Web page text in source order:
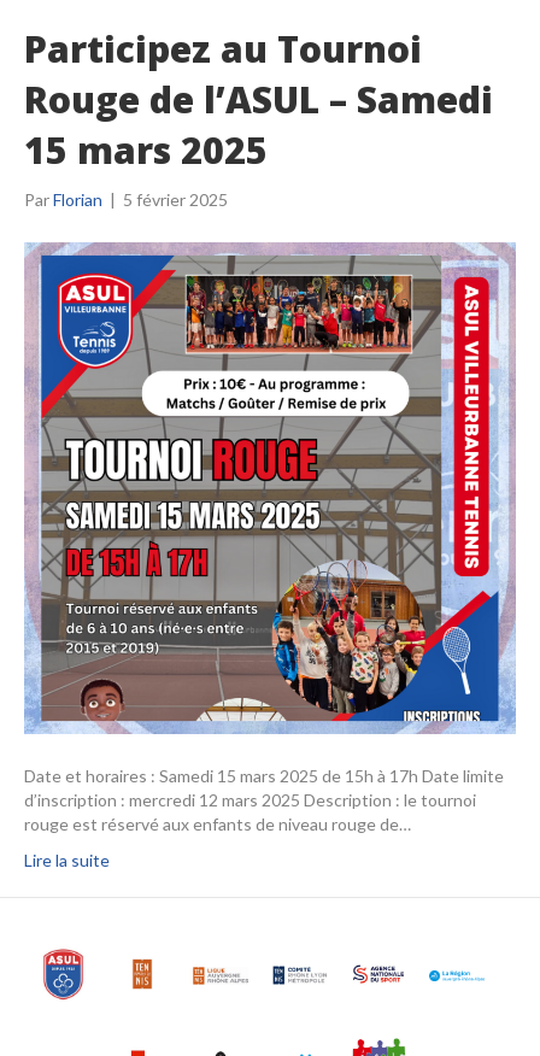
Participez au Tournoi
Rouge de l’ASUL – Samedi
15 mars 2025
ParFlorian | 5 février 2025
Date et horaires : Samedi 15 mars 2025 de 15h à 17h Date limite
d’inscription : mercredi 12 mars 2025 Description : le tournoi
rouge est réservé aux enfants de niveau rouge de…
Lire la suite